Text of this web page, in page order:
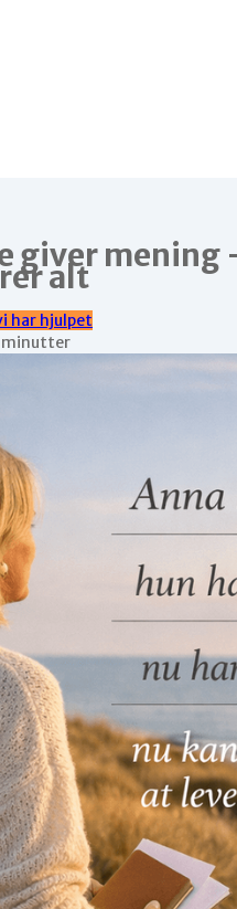
giver
alt
har hjulpet
minutter